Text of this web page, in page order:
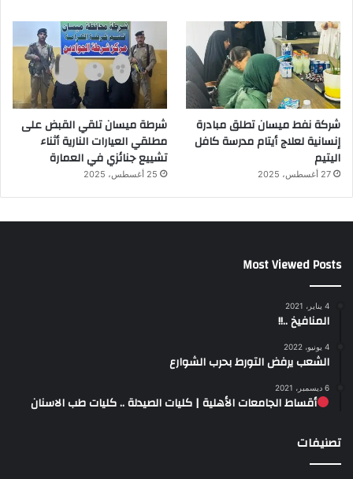
شركة نفط ميسان تطلق مبادرة
إنسانية لعلاج أيتام مدرسة كافل
اليتيم
27 أغسطس، 2025
شرطة ميسان تلقي القبض على
مطلقي العيارات النارية أثناء
تشييع جنائزي في العمارة
25 أغسطس، 2025
Most Viewed Posts
4 يناير، 2021
المنافيخ ..!!
4 يونيو، 2022
الشعب يرفض التورط بحرب الشوارع
6 ديسمبر، 2021
أقساط الجامعات الأهلية | كليات الصيدلة .. كليات طب الاسنان
تصنيفات